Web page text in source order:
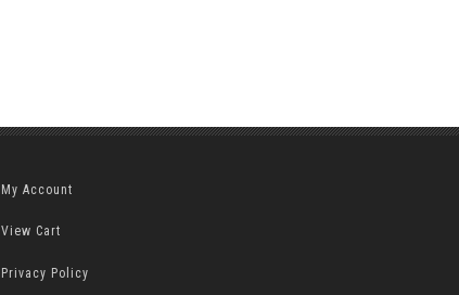
My Account
View Cart
Privacy Policy